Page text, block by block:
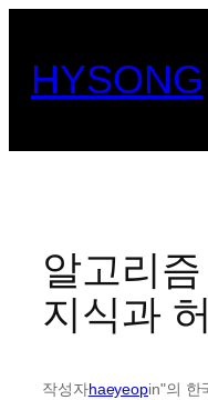
HYSONG
알고리
지식과
작성자haeyeopin"의 한